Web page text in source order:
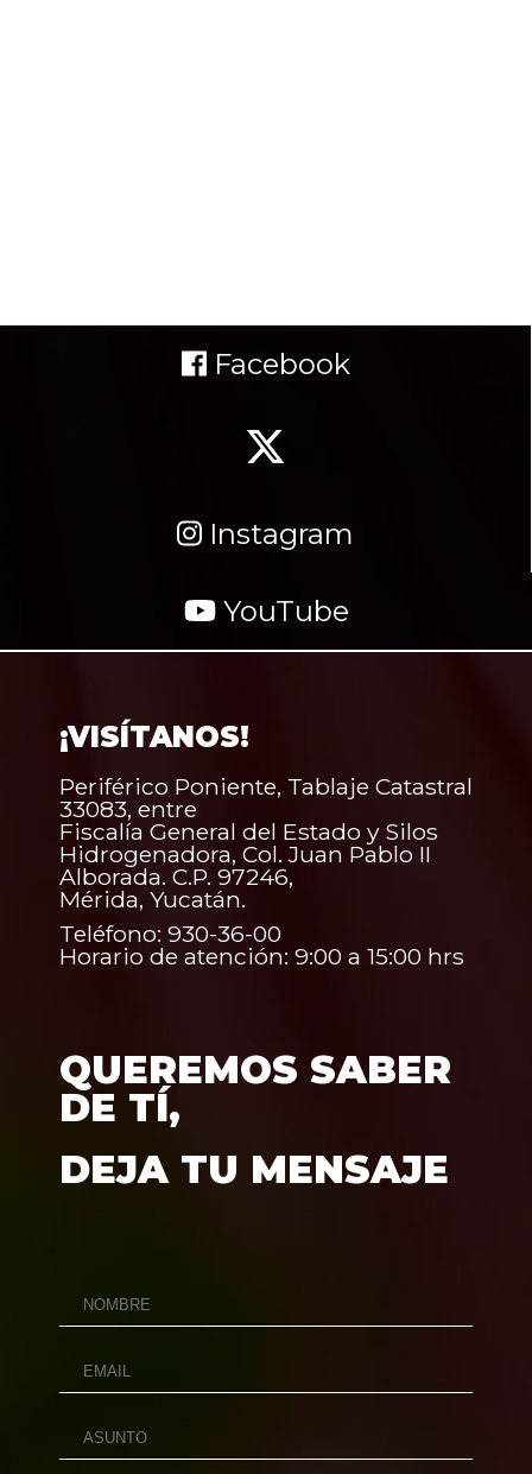
Facebook
Instagram
YouTube
¡VISÍTANOS!
Periférico Poniente, Tablaje Catastral
33083, entre
Fiscalía General del Estado y Silos
Hidrogenadora, Col. Juan Pablo II
Alborada. C.P. 97246,
Mérida, Yucatán.
Teléfono: 930-36-00
Horario de atención: 9:00 a 15:00 hrs
QUEREMOS SABER
DE TÍ,
DEJA TU MENSAJE